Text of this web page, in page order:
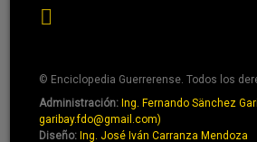
RSS
© Enciclopedia Guerrerense. Todos los
Pie
de
Administración:Ing. Fernando Sänchez
garibay.fdo@gmail.com)
Diseño:Ing. José Iván Carranza Mendoza